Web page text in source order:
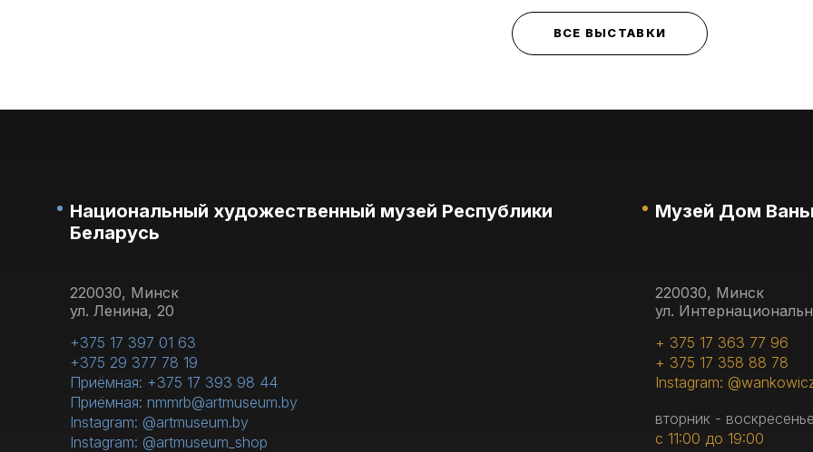
ВСЕ ВЫСТАВКИ
Национальный художественный музей Республики
Беларусь
220030, Минск
ул. Ленина, 20
+375 17 397 01 63
+375 29 377 78 19
Приёмная: +375 17 393 98 44
Приёмная: nmmrb@artmuseum.by
Instagram: @artmuseum.by
Instagram: @artmuseum_shop
Музей Дом
220030, Минск
ул.
+ 375 17 363 77 96
+ 375 17 358 88 78
Instagram:
вторник -
с 11:00 до 19:00